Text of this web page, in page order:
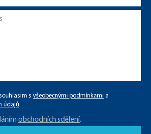
s všeobecnými podmínkami a
údajů.
obchodních sdělení.